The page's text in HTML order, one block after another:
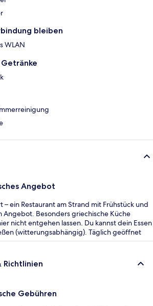
bleiben
WLAN
Angebot
– ein Restaurant am Strand mit Frühstück und
Angebot. Besonders griechische Küche
nicht entgehen lassen. Du kannst dein Essen
(witterungsabhängig). Täglich geöffnet
Richtlinien
Gebühren